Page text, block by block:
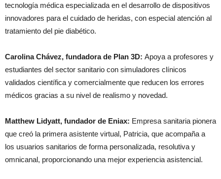
tecnología médica especializada en el desarrollo de dispositivos
innovadores para el cuidado de heridas, con especial atención al
tratamiento del pie diabético.
Carolina Chávez, fundadora de Plan 3D: Apoya a profesores y
estudiantes del sector sanitario con simuladores clínicos
validados científica y comercialmente que reducen los errores
médicos gracias a su nivel de realismo y novedad.
Matthew Lidyatt, fundador de Eniax: Empresa sanitaria pionera
que creó la primera asistente virtual, Patricia, que acompaña a
los usuarios sanitarios de forma personalizada, resolutiva y
omnicanal, proporcionando una mejor experiencia asistencial.